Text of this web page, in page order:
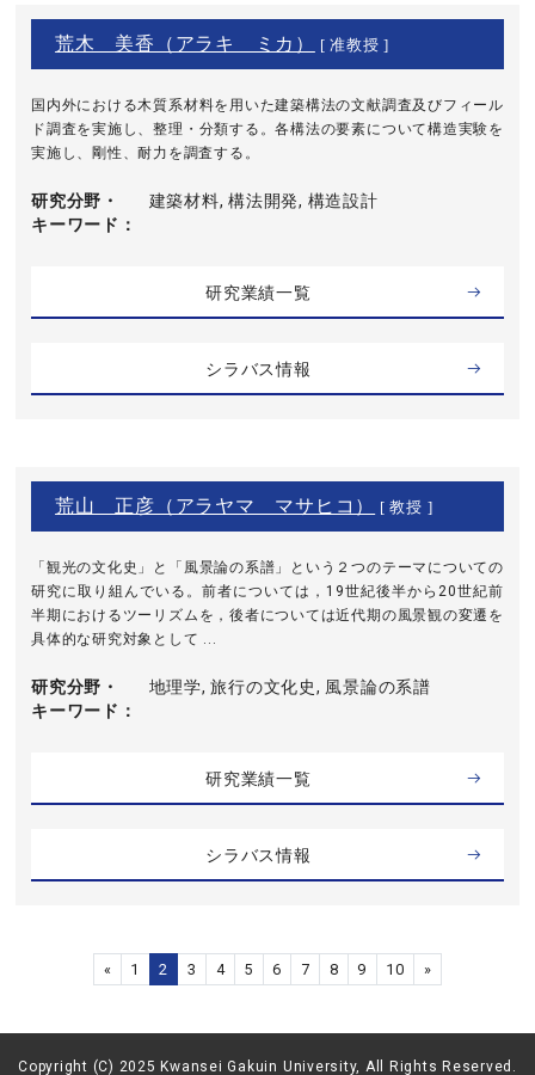
荒木 美香（アラキ ミカ） [ 准教授 ]
国内外における木質系材料を用いた建築構法の文献調査及びフィール
ド調査を実施し、整理・分類する。各構法の要素について構造実験を
実施し、剛性、耐力を調査する。
研究分野・
キーワード
建築材料, 構法開発, 構造設計
研究業績一覧
シラバス情報
荒山 正彦（アラヤマ マサヒコ） [ 教授 ]
「観光の文化史」と「風景論の系譜」という２つのテーマについての
研究に取り組んでいる。前者については，19世紀後半から20世紀前
半期におけるツーリズムを，後者については近代期の風景観の変遷を
具体的な研究対象として ...
研究分野・
キーワード
地理学, 旅行の文化史, 風景論の系譜
研究業績一覧
シラバス情報
« 1 2 3 4 5 6 7 8 9 10 »
Copyright (C) 2025 Kwansei Gakuin University, All Rights Reserved.